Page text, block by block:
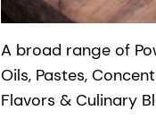
A broad range of
Oils, Pastes,
Flavors & Culinary